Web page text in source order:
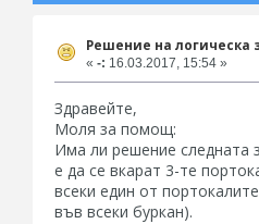
Решение на логическа
« -: 16.03.2017, 15:54 »
Здравейте,
Моля за помощ:
Има ли решение следната
е да се вкарат 3-те
всеки един от
във всеки буркан).